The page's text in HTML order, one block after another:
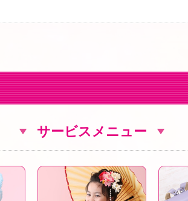
サービスメニュー